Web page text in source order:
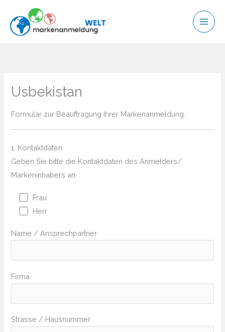
Inhalt
springen
Usbekistan
Formular zur Beauftragung Ihrer Markenanmeldung.
1. Kontaktdaten
Geben Sie bitte die Kontaktdaten des Anmelders/
Markeninhabers an.
Frau
Herr
Name / Ansprechpartner
Firma
Strasse / Hausnummer